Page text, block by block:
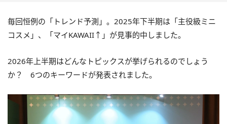
毎回恒例の「トレンド予測」。2025年下半期は「主役級ミニ
コスメ」、「マイKAWAII↑」が見事的中しました。
2026年上半期はどんなトピックスが挙げられるのでしょう
か？ 6つのキーワードが発表されました。